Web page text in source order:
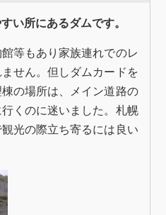
い所にあるダムです。
等もあり家族連れでのレ
せん。但しダムカードを
の場所は、メイン道路の
くのに迷いました。札幌
光の際立ち寄るには良い